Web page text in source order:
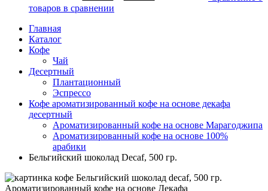
товаров в сравнении
Главная
Каталог
Кофе
Чай
Десертный
Плантационный
Эспрессо
Кофе ароматизированный кофе на основе декафа
десертный
Ароматизированный кофе на основе Марагоджипа
Ароматизированный кофе на основе 100%
арабики
Бельгийский шоколад Decaf, 500 гр.